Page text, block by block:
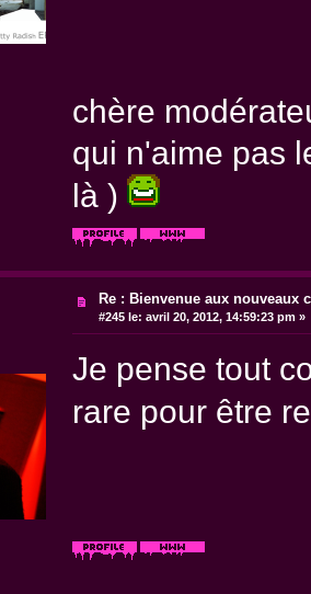
chère
qui n'aime pas
là )
Re : Bienvenue aux nouveaux
#245 le: avril 20, 2012, 14:59:23 pm »
Je pense tout
rare pour être